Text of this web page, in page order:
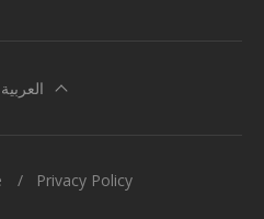
العربية
Privacy Policy